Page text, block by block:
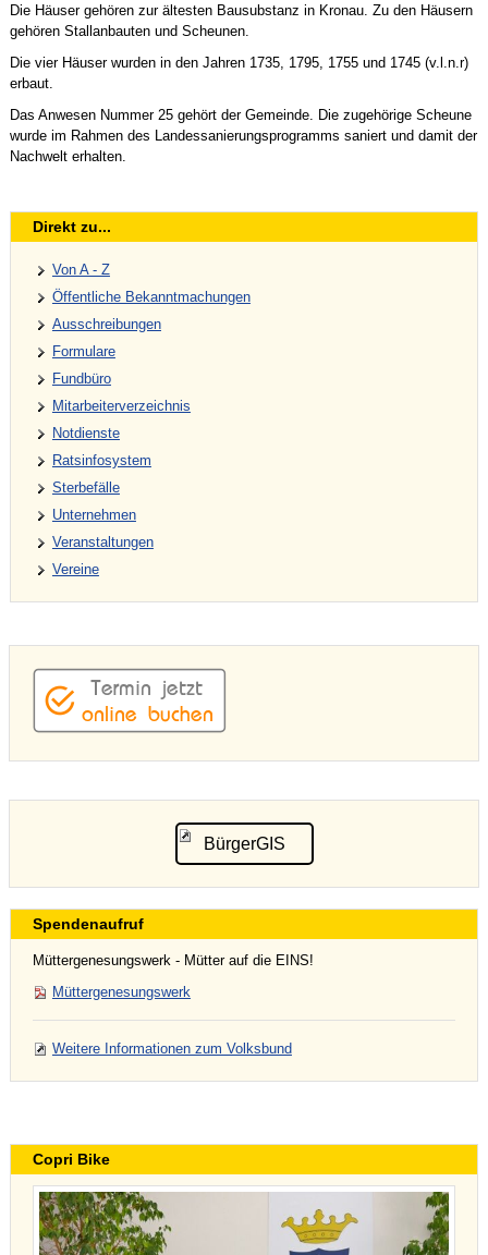
Die Häuser gehören zur ältesten Bausubstanz in Kronau. Zu den Häusern
gehören Stallanbauten und Scheunen.
Die vier Häuser wurden in den Jahren 1735, 1795, 1755 und 1745 (v.l.n.r)
erbaut.
Das Anwesen Nummer 25 gehört der Gemeinde. Die zugehörige Scheune
wurde im Rahmen des Landessanierungsprogramms saniert und damit der
Nachwelt erhalten.
Direkt zu...
Von A - Z
Öffentliche Bekanntmachungen
Ausschreibungen
Formulare
Fundbüro
Mitarbeiterverzeichnis
Notdienste
Ratsinfosystem
Sterbefälle
Unternehmen
Veranstaltungen
Vereine
BürgerGIS
Spendenaufruf
Müttergenesungswerk - Mütter auf die EINS!
Müttergenesungswerk
Weitere Informationen zum Volksbund
Copri Bike